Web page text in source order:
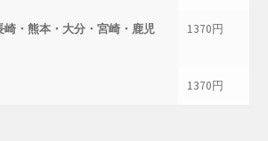
・熊本・大分・宮崎・鹿児
1370円
1370円